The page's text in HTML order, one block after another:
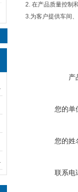
2. 在产品质量控制
3.为客户提供车间
产
您的单
您的姓
联系电